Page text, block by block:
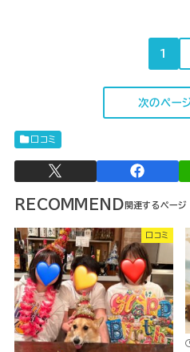
1
次のペー
口コミ
RECOMMEND
口コミ